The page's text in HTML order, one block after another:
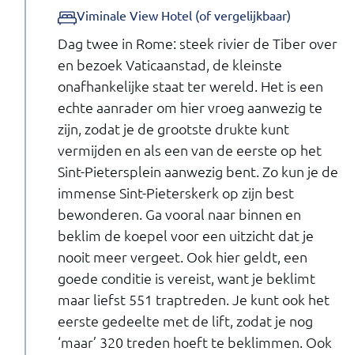
Viminale View Hotel (of vergelijkbaar)
Dag twee in Rome: steek rivier de Tiber over
en bezoek Vaticaanstad, de kleinste
onafhankelijke staat ter wereld. Het is een
echte aanrader om hier vroeg aanwezig te
zijn, zodat je de grootste drukte kunt
vermijden en als een van de eerste op het
Sint-Pietersplein aanwezig bent. Zo kun je de
immense Sint-Pieterskerk op zijn best
bewonderen. Ga vooral naar binnen en
beklim de koepel voor een uitzicht dat je
nooit meer vergeet. Ook hier geldt, een
goede conditie is vereist, want je beklimt
maar liefst 551 traptreden. Je kunt ook het
eerste gedeelte met de lift, zodat je nog
‘maar’ 320 treden hoeft te beklimmen. Ook